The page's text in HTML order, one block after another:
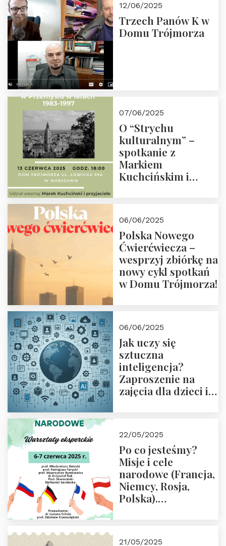
Fundacji
12/06/2025
Trzech Panów K w
Domu Trójmorza
07/06/2025
O “Strychu
kulturalnym” –
spotkanie z
Markiem
Kuchcińskim i
18:00
06/06/2025
Polska Nowego
Ćwierćwiecza –
wesprzyj zbiórkę na
nowy cykl spotkań
w Domu Trójmorza!
06/06/2025
Jak uczy się
sztuczna
inteligencja?
Zaproszenie na
zajęcia dla dzieci i
22/05/2025
Po co jesteśmy?
Misje i cele
narodowe (Francja,
Niemcy, Rosja,
Polska).
21/05/2025